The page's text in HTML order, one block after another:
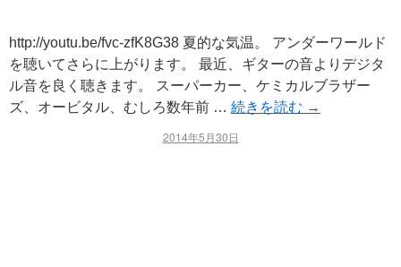
http://youtu.be/fvc-zfK8G38 夏的な気温。 アンダーワールド
を聴いてさらに上がります。 最近、ギターの音よりデジタ
ル音を良く聴きます。 スーパーカー、ケミカルブラザー
ズ、オービタル、むしろ数年前 … 続きを読む →
2014年5月30日